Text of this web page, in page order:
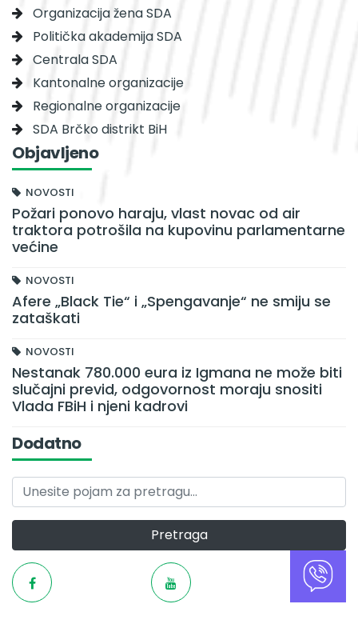
Organizacija žena SDA
Politička akademija SDA
Centrala SDA
Kantonalne organizacije
Regionalne organizacije
SDA Brčko distrikt BiH
Objavljeno
NOVOSTI
Požari ponovo haraju, vlast novac od air
traktora potrošila na kupovinu parlamentarne
većine
NOVOSTI
Afere „Black Tie“ i „Spengavanje“ ne smiju se
zataškati
NOVOSTI
Nestanak 780.000 eura iz Igmana ne može biti
slučajni previd, odgovornost moraju snositi
Vlada FBiH i njeni kadrovi
Dodatno
Pretraga